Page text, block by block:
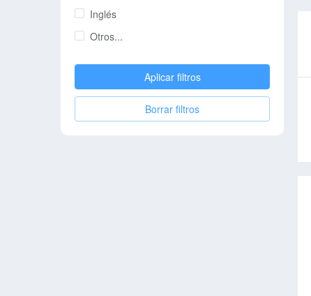
Inglés
Otros...
Aplicar filtros
Borrar filtros